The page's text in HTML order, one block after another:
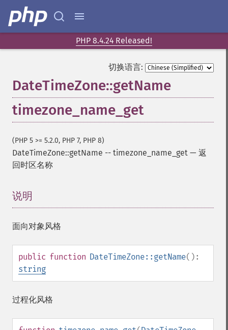
PHP 8.4.24 Released!
切换语言:
DateTimeZone::getName
timezone_name_get
(PHP 5 >= 5.2.0, PHP 7, PHP 8)
DateTimeZone::getName -- timezone_name_get — 返
回时区名称
说明
面向对象风格
public function DateTimeZone::getName():
string
过程化风格